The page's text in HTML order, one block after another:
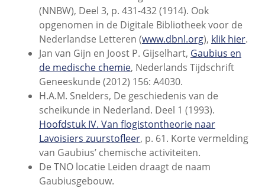
(NNBW), Deel 3, p. 431-432 (1914). Ook
opgenomen in de Digitale Bibliotheek voor de
Nederlandse Letteren (www.dbnl.org), klik hier.
Jan van Gijn en Joost P. Gijselhart, Gaubius en
de medische chemie, Nederlands Tijdschrift
Geneeskunde (2012) 156: A4030.
H.A.M. Snelders, De geschiedenis van de
scheikunde in Nederland. Deel 1 (1993).
Hoofdstuk IV. Van flogistontheorie naar
Lavoisiers zuurstofleer, p. 61. Korte vermelding
van Gaubius’ chemische activiteiten.
De TNO locatie Leiden draagt de naam
Gaubiusgebouw.